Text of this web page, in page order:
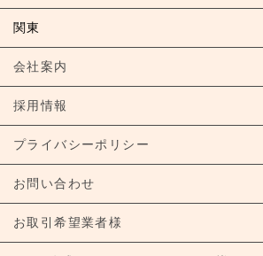
関東
会社案内
採用情報
プライバシーポリシー
お問い合わせ
お取引希望業者様